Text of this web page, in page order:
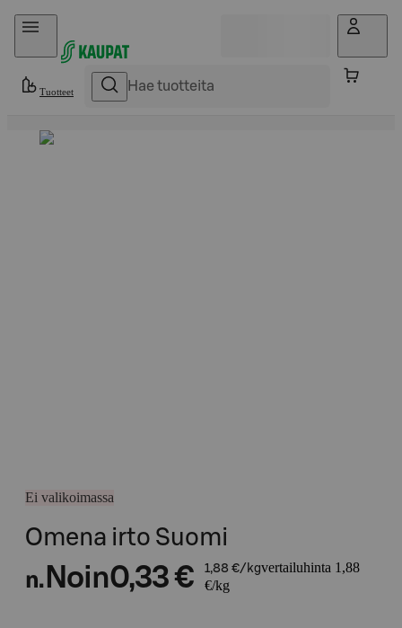
Hyppää sisältöön
Tuotteet
Ei valikoimassa
Omena irto Suomi
n. Noin0,33 € 1,88 €/kgvertailuhinta 1,88
€/kg